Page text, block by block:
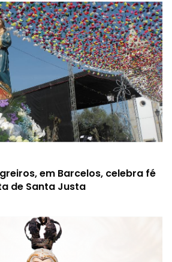
em Barcelos, celebra fé
de Santa Justa